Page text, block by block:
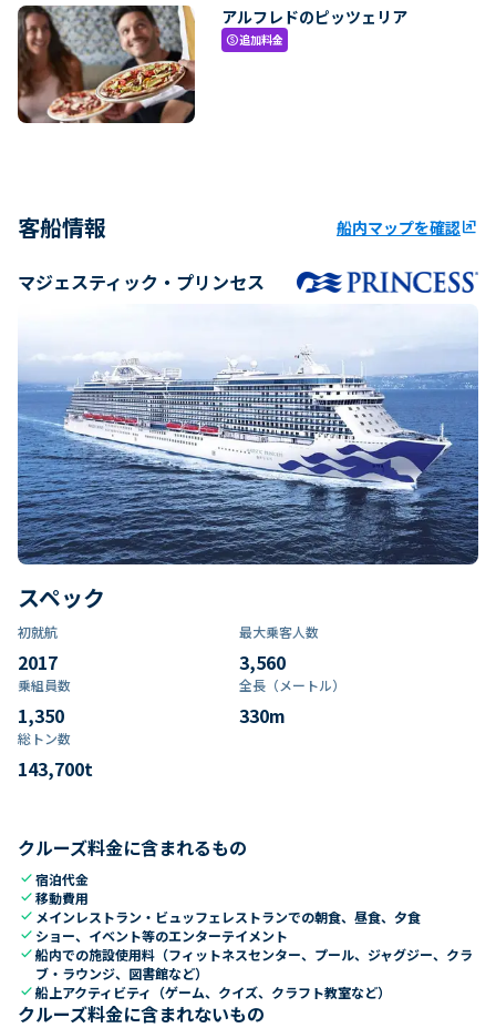
アルフレドのピッツェリア
paid追加料金
客船情報 船内マップを確認ungroup
マジェスティック・プリンセス
スペック
初就航
2017
最大乗客人数
3,560
乗組員数​
1,350
全長（メートル）
330m
総トン数​
143,700t
クルーズ料金に含まれるもの
check宿泊代金
check移動費用
check メインレストラン・ビュッフェレストランでの朝食、昼食、夕食
check ショー、イベント等のエンターテイメント
check船内での施設使用料（フィットネスセンター、プール、ジャグジー、クラ
ブ・ラウンジ、図書館など）
check船上アクティビティ（ゲーム、クイズ、クラフト教室など）
クルーズ料金に含まれないもの